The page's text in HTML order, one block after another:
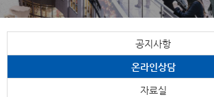
공지사항
온라인상담
자료실